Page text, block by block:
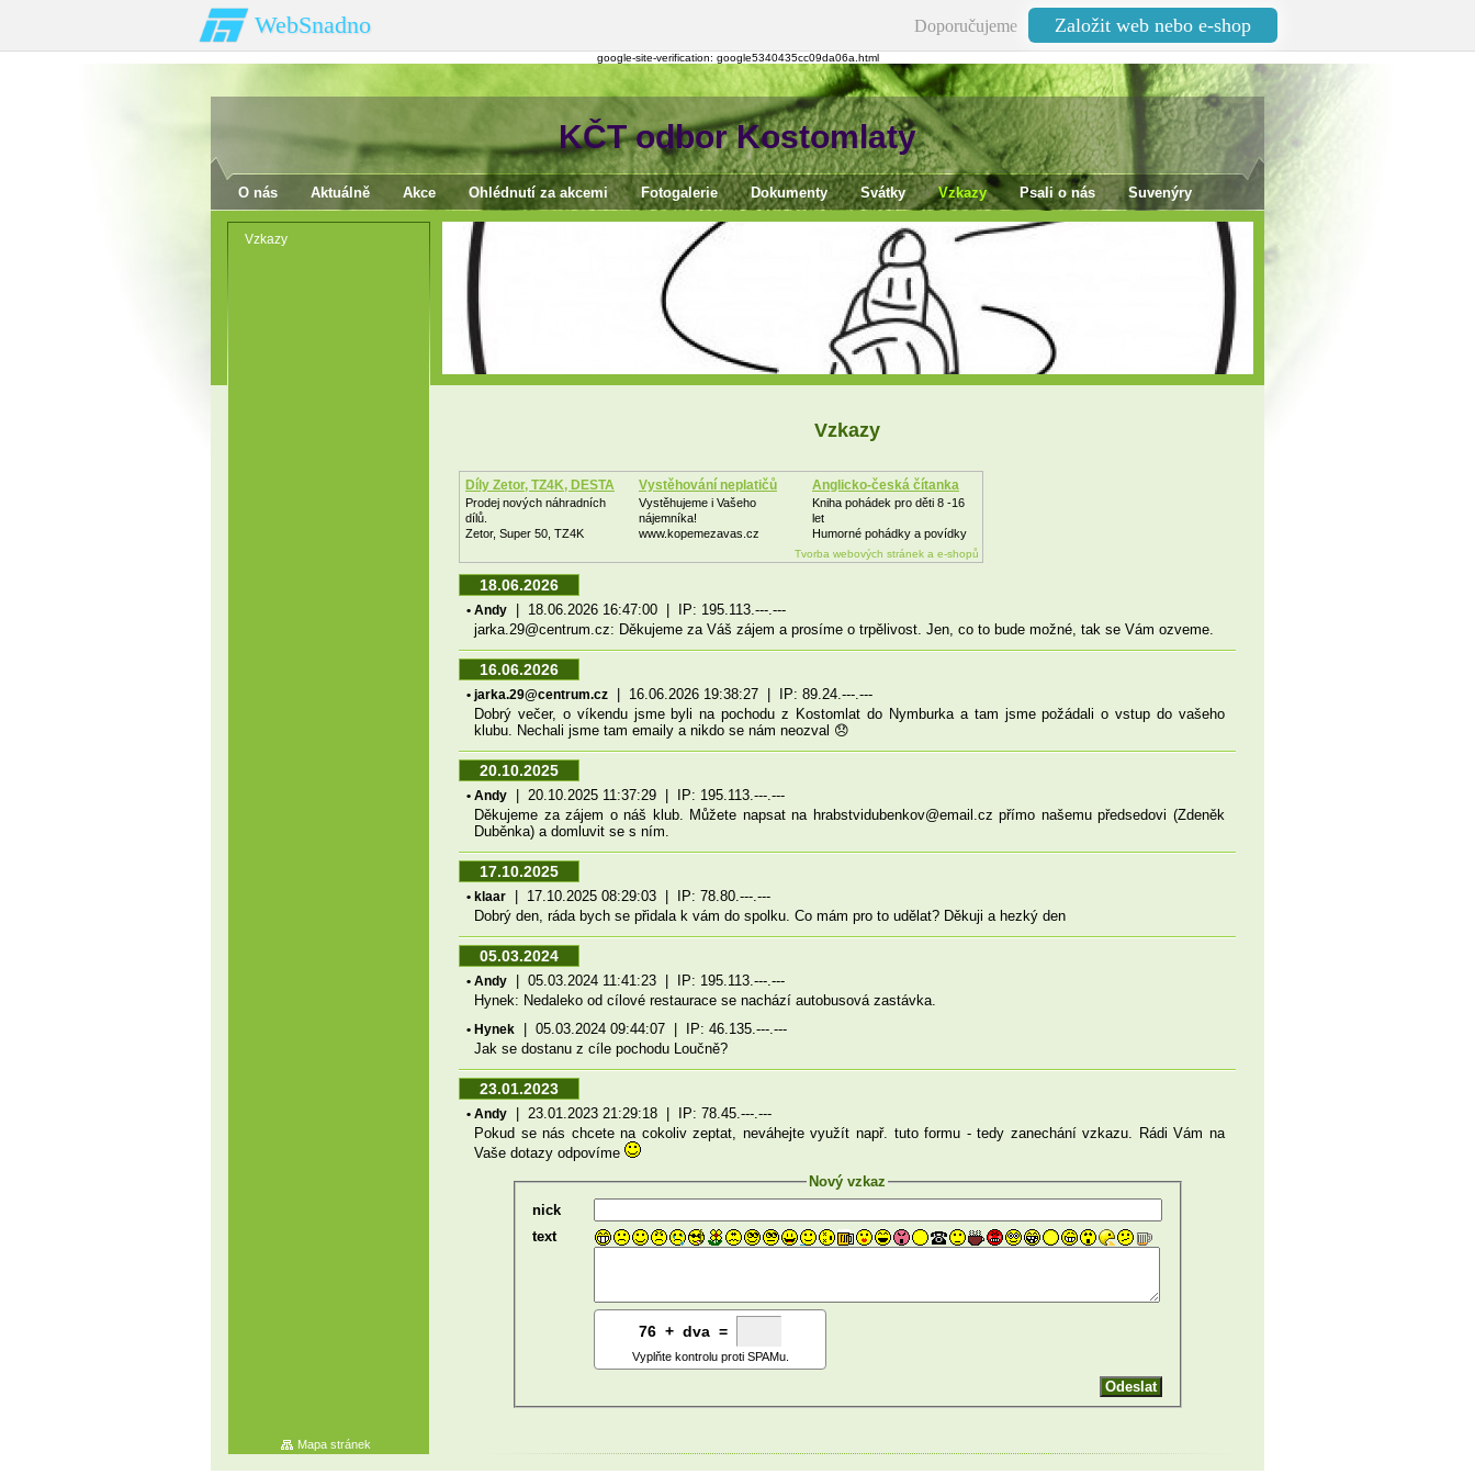
google-site-verification: google5340435cc09da06a.html
WebSnadno Doporučujeme Založit web nebo e-shop
KČT odbor Kostomlaty
O nás Aktuálně Akce Ohlédnutí za akcemi Fotogalerie Dokumenty Svátky Vzkazy Psali o nás Suvenýry
Vzkazy
Vzkazy
Díly Zetor, TZ4K, DESTA
Prodej nových náhradních
dílů.
Zetor, Super 50, TZ4K
Vystěhování neplatičů
Vystěhujeme i Vašeho
nájemníka!
www.kopemezavas.cz
Anglicko-česká čítanka
Kniha pohádek pro děti 8 -16
let
Humorné pohádky a povídky
Tvorba webových stránek a e-shopů
18.06.2026
• Andy | 18.06.2026 16:47:00 | IP: 195.113.---.---
jarka.29@centrum.cz: Děkujeme za Váš zájem a prosíme o trpělivost. Jen, co to bude možné, tak se Vám ozveme.
16.06.2026
• jarka.29@centrum.cz | 16.06.2026 19:38:27 | IP: 89.24.---.---
Dobrý večer, o víkendu jsme byli na pochodu z Kostomlat do Nymburka a tam jsme požádali o vstup do vašeho
klubu. Nechali jsme tam emaily a nikdo se nám neozval 😞
20.10.2025
• Andy | 20.10.2025 11:37:29 | IP: 195.113.---.---
Děkujeme za zájem o náš klub. Můžete napsat na hrabstvidubenkov@email.cz přímo našemu předsedovi (Zdeněk
Duběnka) a domluvit se s ním.
17.10.2025
• klaar | 17.10.2025 08:29:03 | IP: 78.80.---.---
Dobrý den, ráda bych se přidala k vám do spolku. Co mám pro to udělat? Děkuji a hezký den
05.03.2024
• Andy | 05.03.2024 11:41:23 | IP: 195.113.---.---
Hynek: Nedaleko od cílové restaurace se nachází autobusová zastávka.
• Hynek | 05.03.2024 09:44:07 | IP: 46.135.---.---
Jak se dostanu z cíle pochodu Loučně?
23.01.2023
• Andy | 23.01.2023 21:29:18 | IP: 78.45.---.---
Pokud se nás chcete na cokoliv zeptat, neváhejte využít např. tuto formu - tedy zanechání vzkazu. Rádi Vám na
Vaše dotazy odpovíme
Nový vzkaz
nick
text
76 + dva =
Vyplňte kontrolu proti SPAMu.
Mapa stránek